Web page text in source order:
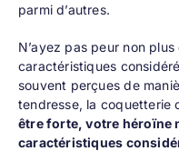
parmi d’autres.
N’ayez pas peur non
caractéristiques
souvent perçues de
tendresse, la coquetterie
être forte, votre héroïne
caractéristiques